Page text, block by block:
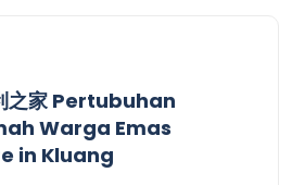
之家 Pertubuhan
Warga Emas
in Kluang